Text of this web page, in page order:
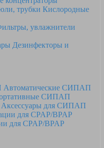
Кислородные
увлажнители
Дезинфекторы и
Автоматические СИПАП
СИПАП
Аксессуары для СИПАП
для CPAP/BPAP